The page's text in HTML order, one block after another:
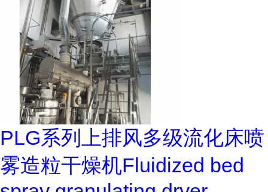
PLG系列上排风多级流化床喷
雾造粒干燥机Fluidized bed